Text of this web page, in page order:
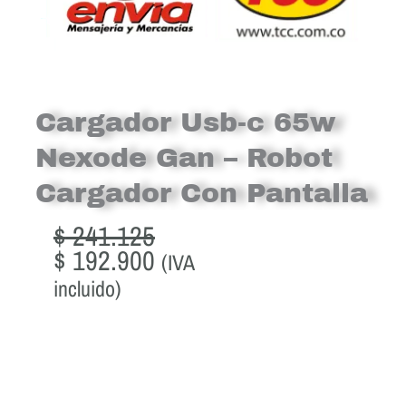
Cargador Usb-c 65w
Nexode Gan – Robot
Cargador Con Pantalla
$241.125
Original
price
was:
$ 241.125.
$ 192.900
Current
price
is:
(IVA
incluido)